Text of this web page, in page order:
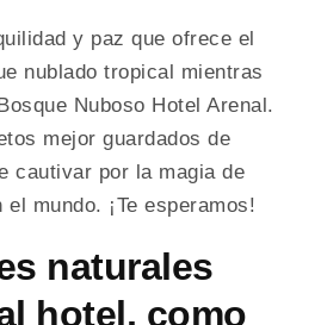
y paz que ofrece el
nublado tropical mientras
Nuboso Hotel Arenal.
mejor guardados de
cautivar por la magia de
mundo. ¡Te esperamos!
naturales
hotel, como